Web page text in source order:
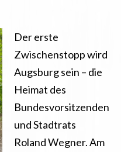
Der erste
Zwischenstopp wird
Augsburg sein – die
Heimat des
Bundesvorsitzenden
und Stadtrats
Roland Wegner.Am